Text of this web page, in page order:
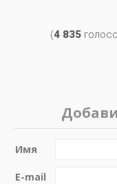
(4 835
Имя
E-mail